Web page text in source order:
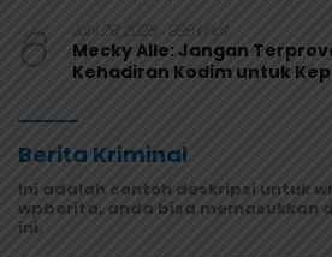
6 Juni 29, 2026 998 Lihat
Mecky Alle: Jangan
Kehadiran Kodim untuk
Berita Kriminal
Ini adalah contoh deskripsi untuk
wpberita, anda bisa memasukkan
ini.